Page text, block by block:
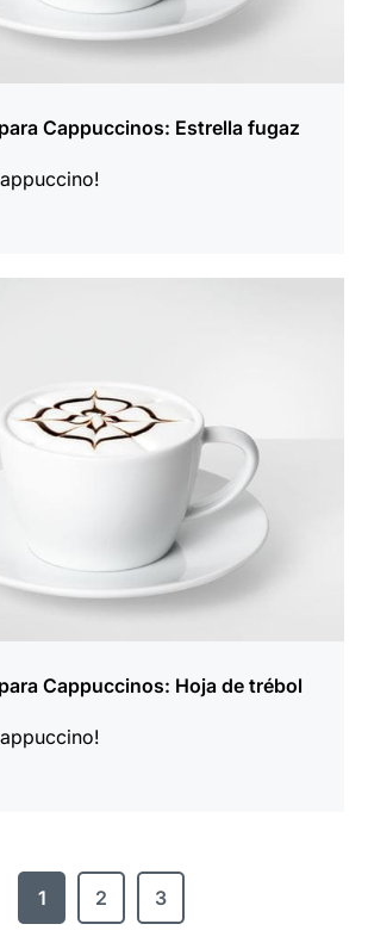
Cappuccinos: Estrella fugaz
Cappuccinos: Hoja de trébol
1 2 3